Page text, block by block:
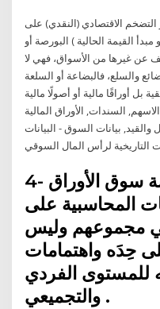
التضخم الاقتصادي (النقدي) على
القيمة الحالية ) البورصة أو
عن غيرها من الأسواق، فهي لا
والسلع، فالبضاعة أو السلعة
بل أوراقًا مالية أو أصولًا مالية
السندات, الأوراق المالية
والقيد, بيانات السوق - البيانات
التاريخية لرأس المال السوقي
4- يختص منهج دراسة سوق الأوراق
المحاسبية على
مجموعهم وليس
حِدَه واهتمامات
للمستوى الفردي
والتجميعي .